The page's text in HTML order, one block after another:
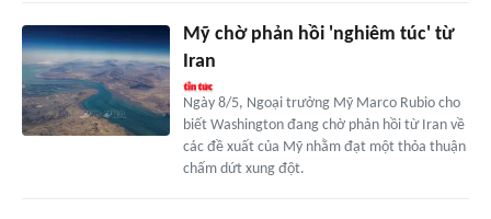
Mỹ chờ phản hồi 'nghiêm túc' từ
Iran
Ngày 8/5, Ngoại trưởng Mỹ Marco Rubio cho
biết Washington đang chờ phản hồi từ Iran về
các đề xuất của Mỹ nhằm đạt một thỏa thuận
chấm dứt xung đột.